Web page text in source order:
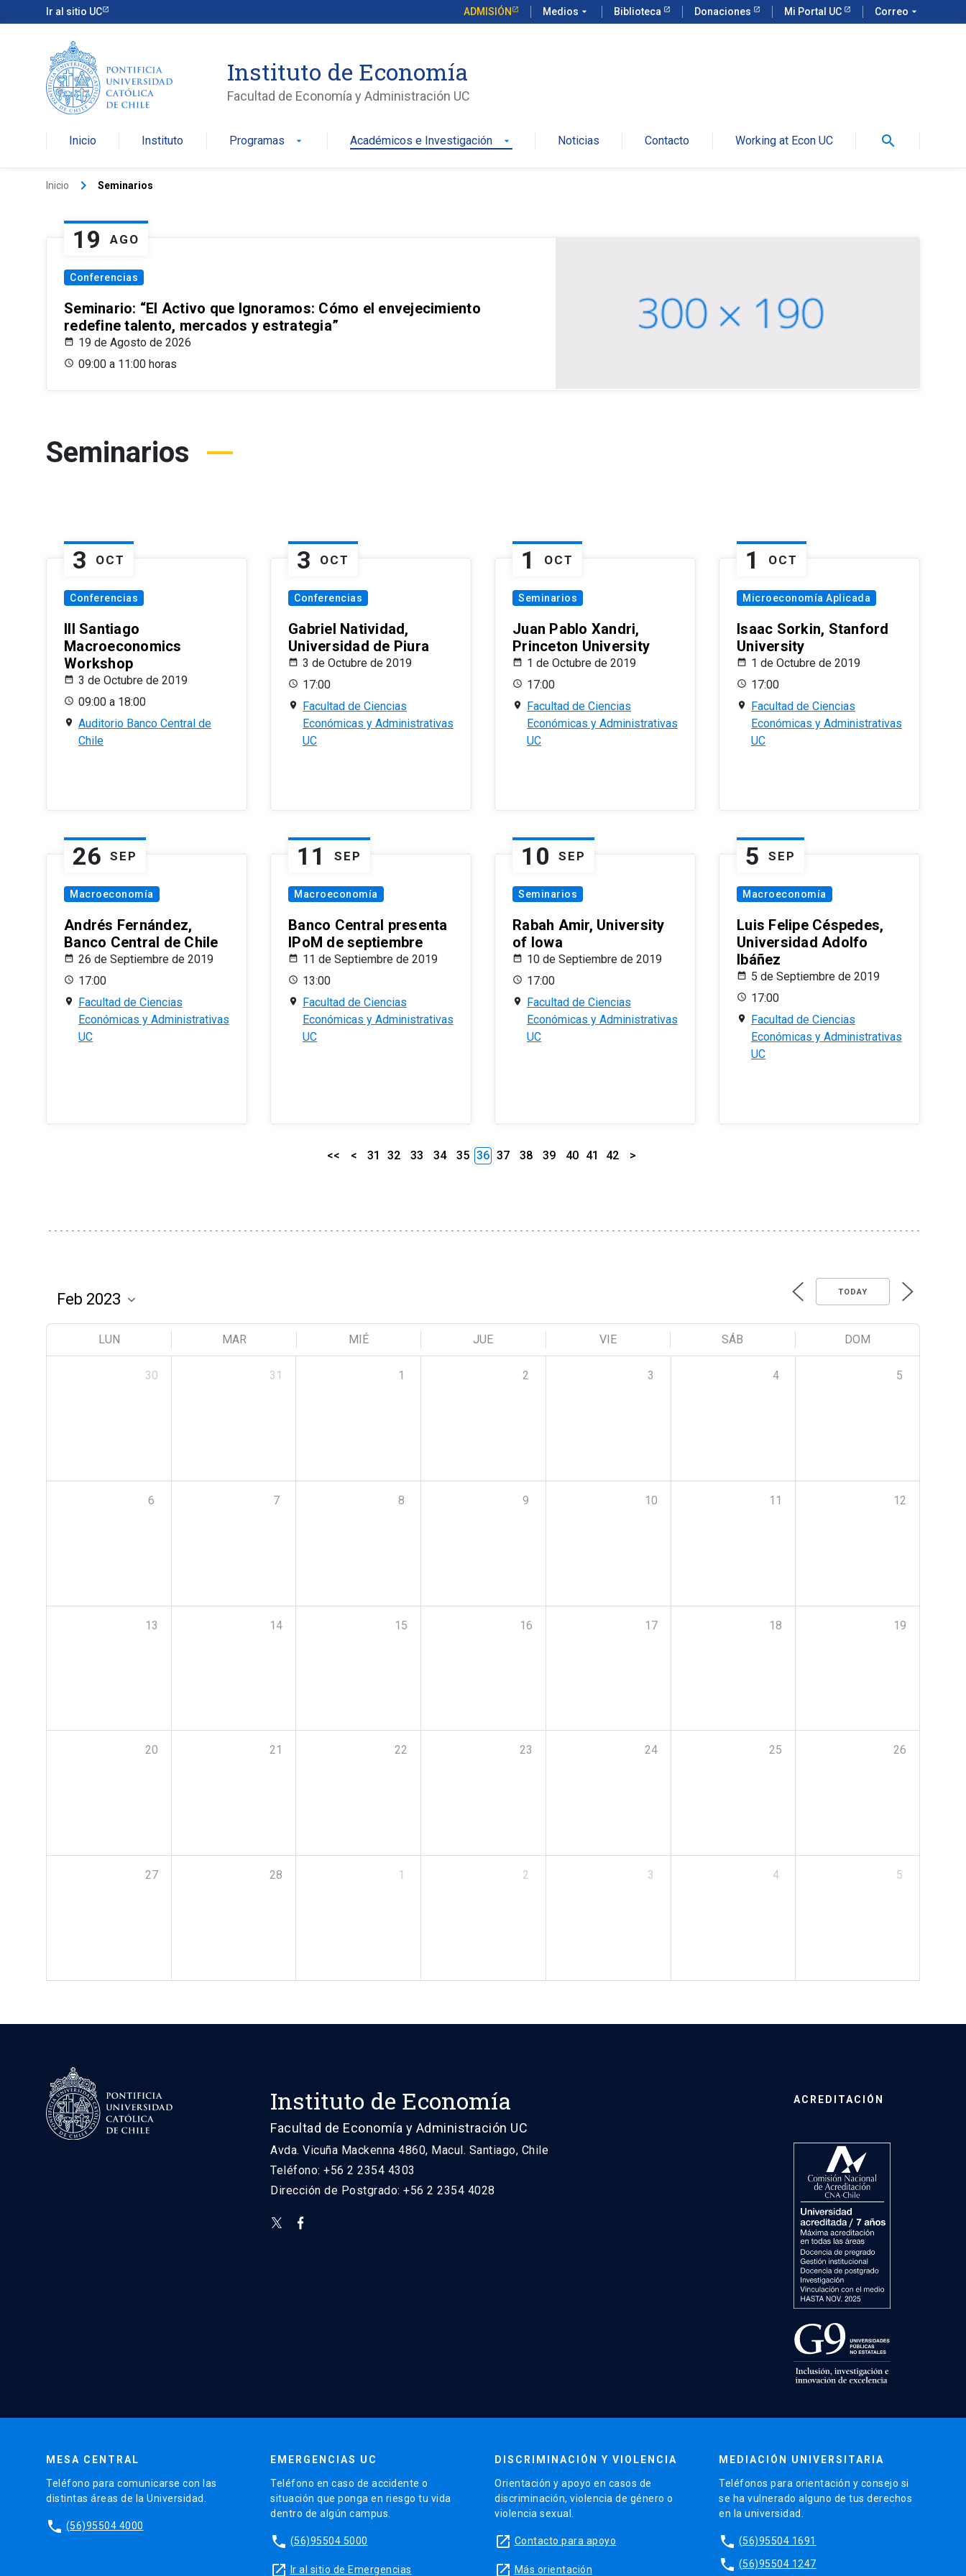
Ir al sitio UC ADMISIÓN Medios arrow_drop_down Biblioteca Donaciones Mi Portal UC Correo arrow_drop_down
Instituto de Economía
Facultad de Economía y Administración UC
Inicio Instituto Programas arrow_drop_down Académicos e Investigación arrow_drop_down Noticias Contacto Working at Econ UC search
Inicio keyboard_arrow_right Seminarios
19 AGO
Conferencias
Seminario: “El Activo que Ignoramos: Cómo el envejecimiento
redefine talento, mercados y estrategia”
19 de Agosto de 2026
09:00 a 11:00 horas
Seminarios
3 OCT
Conferencias
III Santiago
Macroeconomics
Workshop
3 de Octubre de 2019
09:00 a 18:00
Auditorio Banco Central de
Chile
3 OCT
Conferencias
Gabriel Natividad,
Universidad de Piura
3 de Octubre de 2019
17:00
Facultad de Ciencias
Económicas y Administrativas
UC
1 OCT
Seminarios
Juan Pablo Xandri,
Princeton University
1 de Octubre de 2019
17:00
Facultad de Ciencias
Económicas y Administrativas
UC
1 OCT
Microeconomía Aplicada
Isaac Sorkin, Stanford
University
1 de Octubre de 2019
17:00
Facultad de Ciencias
Económicas y Administrativas
UC
26 SEP
Macroeconomía
Andrés Fernández,
Banco Central de Chile
26 de Septiembre de 2019
17:00
Facultad de Ciencias
Económicas y Administrativas
UC
11 SEP
Macroeconomía
Banco Central presenta
IPoM de septiembre
11 de Septiembre de 2019
13:00
Facultad de Ciencias
Económicas y Administrativas
UC
10 SEP
Seminarios
Rabah Amir, University
of Iowa
10 de Septiembre de 2019
17:00
Facultad de Ciencias
Económicas y Administrativas
UC
5 SEP
Macroeconomía
Luis Felipe Céspedes,
Universidad Adolfo
Ibáñez
5 de Septiembre de 2019
17:00
Facultad de Ciencias
Económicas y Administrativas
UC
<< < 31 32 33 34 35 36 37 38 39 40 41 42 >
TODAY
LUN MAR MIÉ JUE VIE SÁB DOM
30 31 1 2 3 4 5
6 7 8 9 10 11 12
13 14 15 16 17 18 19
20 21 22 23 24 25 26
27 28 1 2 3 4 5
Instituto de Economía
Facultad de Economía y Administración UC
Avda. Vicuña Mackenna 4860, Macul. Santiago, Chile
Teléfono: +56 2 2354 4303
Dirección de Postgrado: +56 2 2354 4028
ACREDITACIÓN
MESA CENTRAL
Teléfono para comunicarse con las
distintas áreas de la Universidad.
phone (56)95504 4000
EMERGENCIAS UC
Teléfono en caso de accidente o
situación que ponga en riesgo tu vida
dentro de algún campus.
phone (56)95504 5000
launch Ir al sitio de Emergencias
DISCRIMINACIÓN Y VIOLENCIA
Orientación y apoyo en casos de
discriminación, violencia de género o
violencia sexual.
launch Contacto para apoyo
launch Más orientación
MEDIACIÓN UNIVERSITARIA
Teléfonos para orientación y consejo si
se ha vulnerado alguno de tus derechos
en la universidad.
phone (56)95504 1691
phone (56)95504 1247